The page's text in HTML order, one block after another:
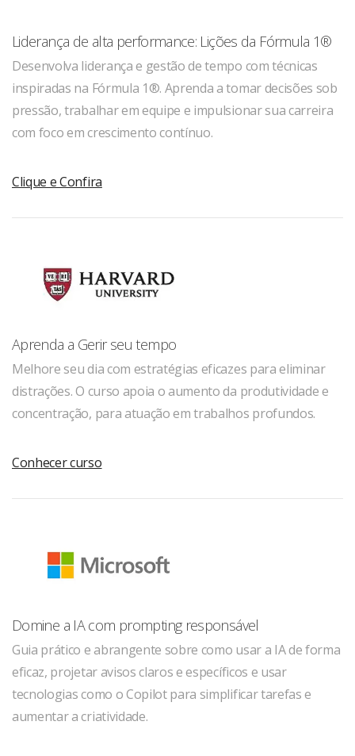
Liderança de alta performance: Lições da Fórmula 1®
Desenvolva liderança e gestão de tempo com técnicas
inspiradas na Fórmula 1®. Aprenda a tomar decisões sob
pressão, trabalhar em equipe e impulsionar sua carreira
com foco em crescimento contínuo.
Clique e Confira
Aprenda a Gerir seu tempo
Melhore seu dia com estratégias eficazes para eliminar
distrações. O curso apoia o aumento da produtividade e
concentração, para atuação em trabalhos profundos.
Conhecer curso
Domine a IA com prompting responsável
Guia prático e abrangente sobre como usar a IA de forma
eficaz, projetar avisos claros e específicos e usar
tecnologias como o Copilot para simplificar tarefas e
aumentar a criatividade.